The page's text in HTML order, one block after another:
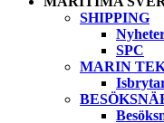
SHIPPING
SPC
MARIN